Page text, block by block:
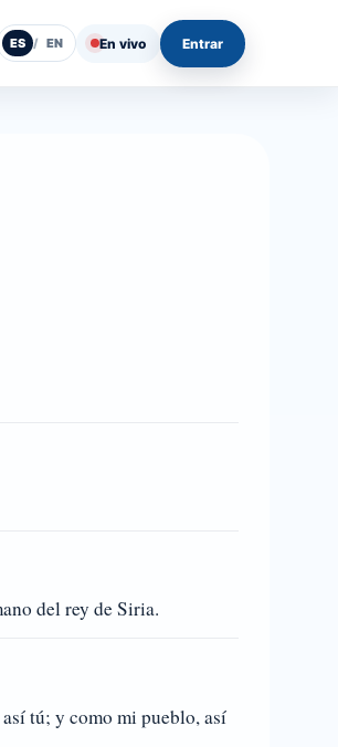
ES / EN En vivo Entrar
del rey de Siria.
tú; y como mi pueblo, así